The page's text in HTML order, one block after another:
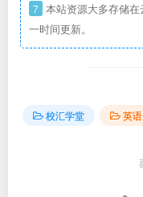
7 本站资源大多存储
一时间更新。
校汇学堂 英